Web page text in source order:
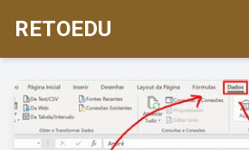
RETOEDU